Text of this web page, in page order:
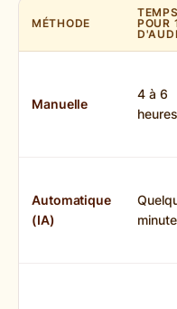
MÉTHODE
TEMPS
POUR
Manuelle
4 à 6
heures
Automatique
(IA)